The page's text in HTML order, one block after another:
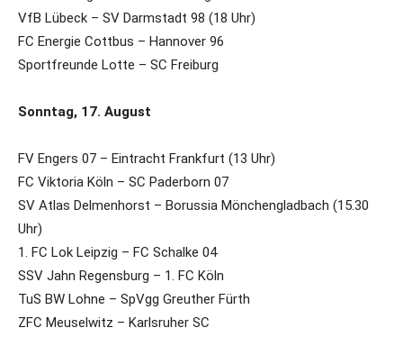
VfB Lübeck – SV Darmstadt 98 (18 Uhr)
FC Energie Cottbus – Hannover 96
Sportfreunde Lotte – SC Freiburg
Sonntag, 17. August
FV Engers 07 – Eintracht Frankfurt (13 Uhr)
FC Viktoria Köln – SC Paderborn 07
SV Atlas Delmenhorst – Borussia Mönchengladbach (15.30
Uhr)
1. FC Lok Leipzig – FC Schalke 04
SSV Jahn Regensburg – 1. FC Köln
TuS BW Lohne – SpVgg Greuther Fürth
ZFC Meuselwitz – Karlsruher SC